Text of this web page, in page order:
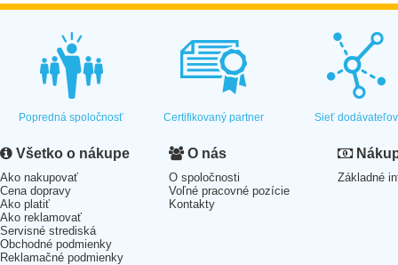
Popredná spoločnosť Certifikovaný partner Sieť dodávateľov
Všetko o nákupe
Ako nakupovať
Cena dopravy
Ako platiť
Ako reklamovať
Servisné strediská
Obchodné podmienky
Reklamačné podmienky
O nás
O spoločnosti
Voľné pracovné pozície
Kontakty
Základné